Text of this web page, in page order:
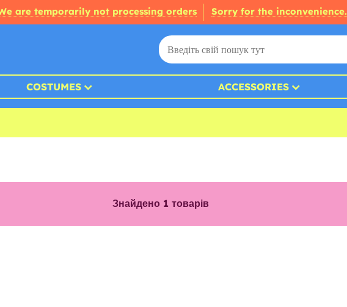
are temporarily not processing orders Sorry for the inconvenience.
COSTUMES ACCESSORIES
Знайдено 1 товарів